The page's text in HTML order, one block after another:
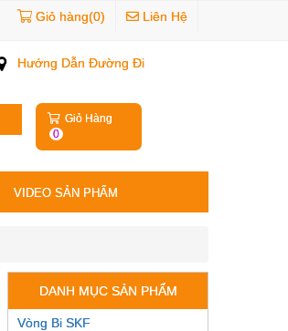
Giỏ hàng(0) Liên Hệ
Hướng Dẫn Đường Đi
Giỏ Hàng
0
VIDEO SẢN PHẨM
DANH MỤC SẢN PHẨM
Vòng Bi SKF